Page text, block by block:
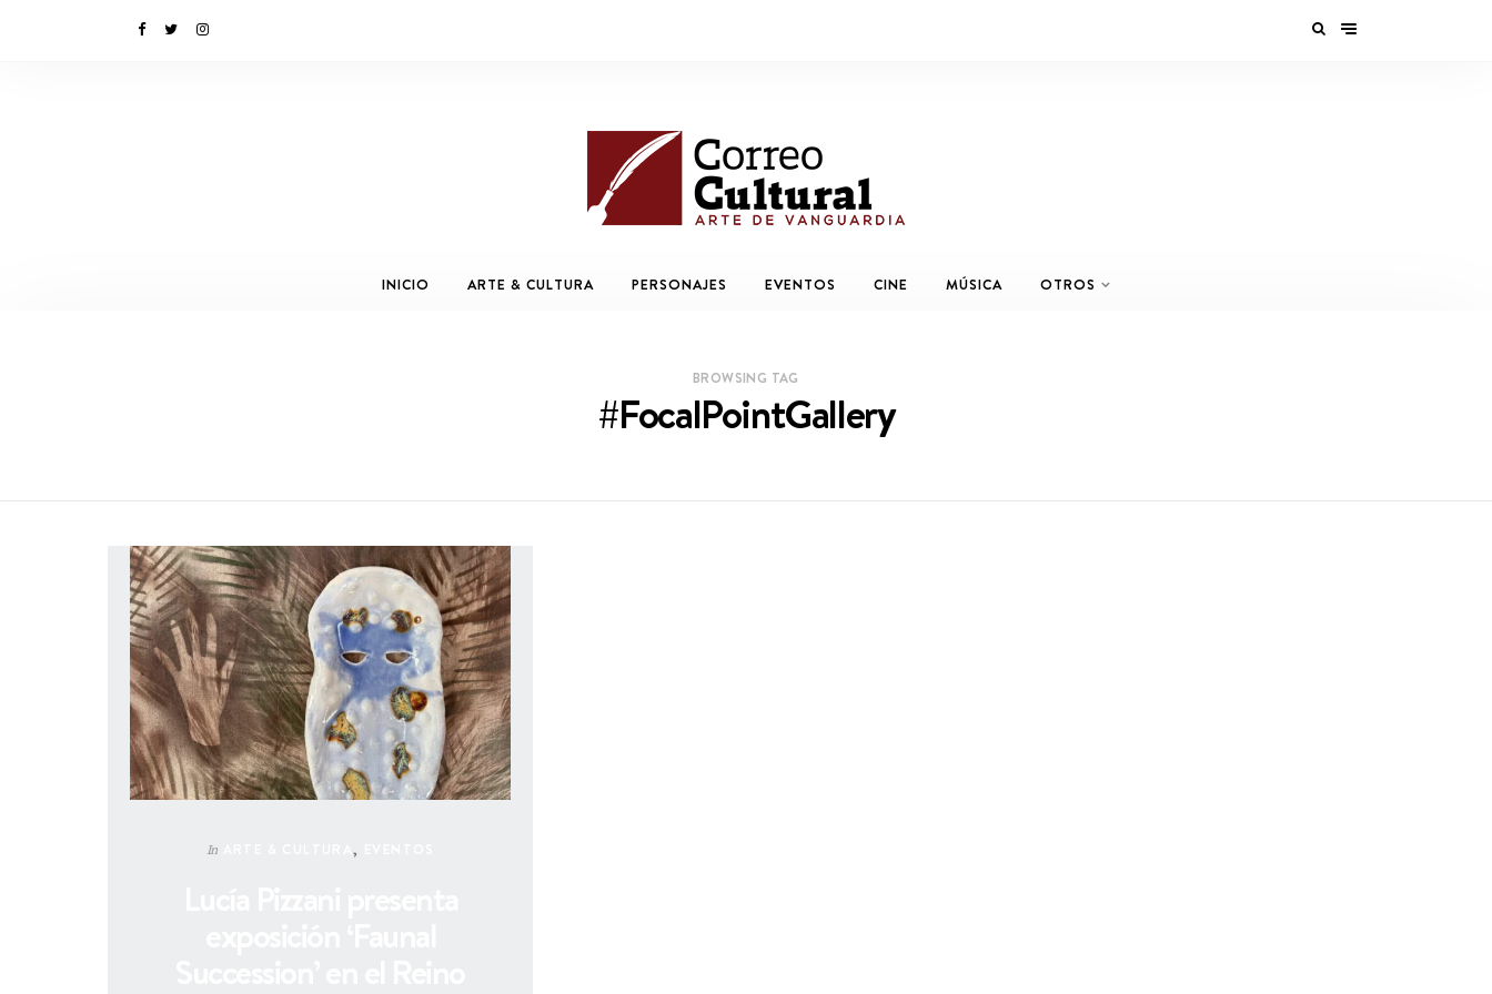
INICIO ARTE & CULTURA PERSONAJES EVENTOS CINE MÚSICA OTROS
BROWSING TAG
#FocalPointGallery
In ARTE & CULTURA,